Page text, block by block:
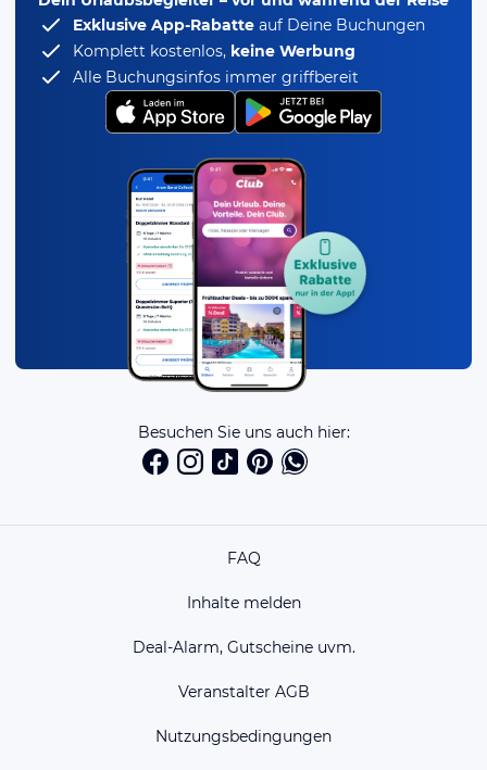
Exklusive App-Rabatte auf Deine Buchungen
Komplett kostenlos, keine Werbung
Alle Buchungsinfos immer griffbereit
Besuchen Sie uns auch hier:
FAQ
Inhalte melden
Deal-Alarm, Gutscheine uvm.
Veranstalter AGB
Nutzungsbedingungen